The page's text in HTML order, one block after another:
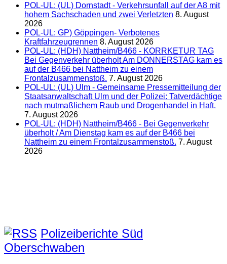
POL-UL: (UL) Dornstadt - Verkehrsunfall auf der A8 mit
hohem Sachschaden und zwei Verletzten 8. August
2026
POL-UL: GP) Göppingen- Verbotenes
Kraftfahrzeugrennen 8. August 2026
POL-UL: (HDH) Nattheim/B466 - KORRKETUR TAG
Bei Gegenverkehr überholt Am DONNERSTAG kam es
auf der B466 bei Nattheim zu einem
Frontalzusammenstoß. 7. August 2026
POL-UL: (UL) Ulm - Gemeinsame Pressemitteilung der
Staatsanwaltschaft Ulm und der Polizei: Tatverdächtige
nach mutmaßlichem Raub und Drogenhandel in Haft.
7. August 2026
POL-UL: (HDH) Nattheim/B466 - Bei Gegenverkehr
überholt / Am Dienstag kam es auf der B466 bei
Nattheim zu einem Frontalzusammenstoß. 7. August
2026
Polizeiberichte Süd
Oberschwaben